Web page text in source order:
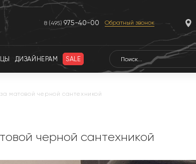
8 (495) 975-40-00 Обратный звонок
ДИЗАЙНЕРАМ SALE
матовой черной сантехникой
черной сантехникой